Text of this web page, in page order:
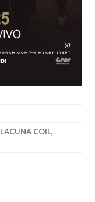
LACUNA COIL,